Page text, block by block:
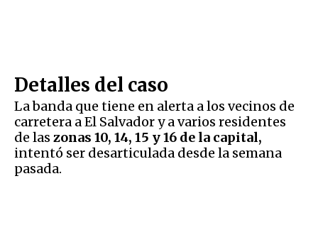
Detalles del caso
La banda que tiene en alerta a los vecinos de
carretera a El Salvador y a varios residentes
de las zonas 10, 14, 15 y 16 de la capital,
intentó ser desarticulada desde la semana
pasada.